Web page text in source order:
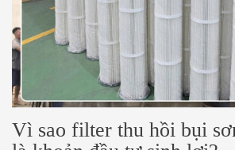
Vì sao filter thu hồi bụi